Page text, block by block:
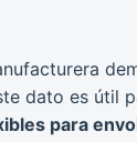
dato es útil
para